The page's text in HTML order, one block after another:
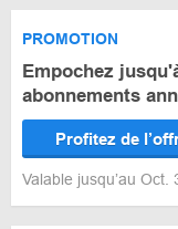
PROMOTION
Empochez
abonnements
Profitez de
Valable jusqu’au Oct.